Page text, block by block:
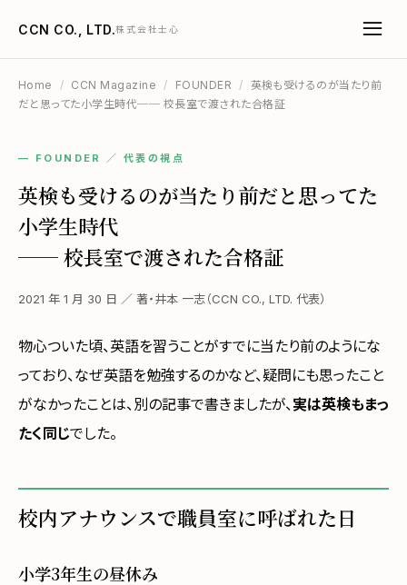
CCN CO., LTD.株式会社士心
Home / CCN Magazine / FOUNDER /
英検も受けるのが当たり前
だと思ってた小学生時代── 校長室で渡された合格証
— FOUNDER ／ 代表の視点
英検も受けるのが当たり前だと思ってた
小学生時代
── 校長室で渡された合格証
2021 年 1 月 30 日 ／ 著・井本 一志（CCN CO., LTD. 代表）
物心ついた頃、英語を習うことがすでに当たり前のようにな
っており、なぜ英語を勉強するのかなど、疑問にも思ったこと
がなかったことは、別の記事で書きましたが、実は英検もまっ
たく同じでした。
校内アナウンスで職員室に呼ばれた日
小学3年生の昼休み